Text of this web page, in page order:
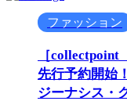
ファッション
［
先行予約開始
ジーナシス・